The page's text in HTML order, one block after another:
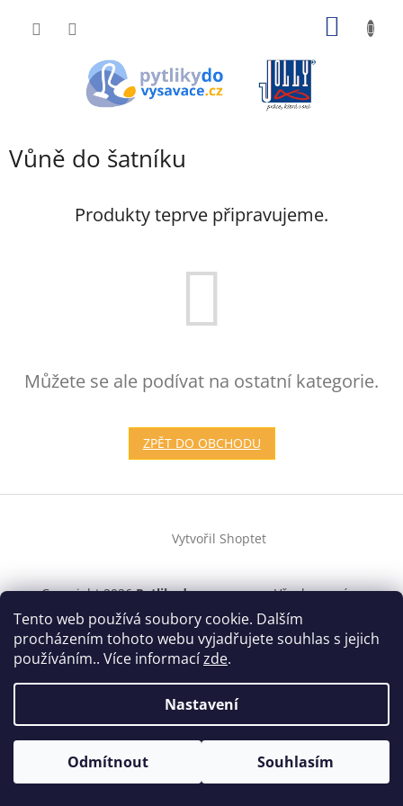
Tento web používá soubory cookie. Dalším
procházením tohoto webu vyjadřujete souhlas s jejich
používáním.. Více informacízde.
Nastavení
Odmítnout Souhlasím
Vůně do šatníku
Produkty teprve připravujeme.
Můžete se ale podívat na ostatní kategorie.
ZPĚT DO OBCHODU
Z
í
Vytvořil Shoptet
Copyright 2026Pytlikydovysavace.cz. Všechna práva
vyhrazena.